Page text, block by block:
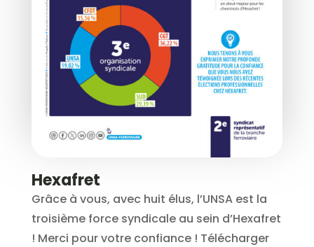
Hexafret
Grâce à vous, avec huit élus, l’UNSA est la
troisième force syndicale au sein d’Hexafret
! Merci pour votre confiance ! Télécharger